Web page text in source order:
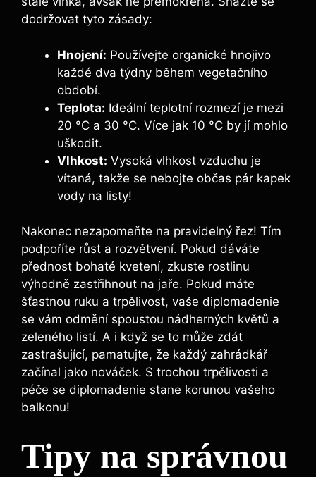
dodržovat tyto zásady:
Hnojení: Používejte organické hnojivo
každé dva týdny během vegetačního
období.
Teplota: Ideální teplotní rozmezí je mezi
20 °C a 30 °C. Více jak 10 °C by jí mohlo
uškodit.
Vlhkost: Vysoká vlhkost vzduchu je
vítaná, takže se nebojte občas pár kapek
vody na listy!
Nakonec nezapomeňte na pravidelný řez! Tím
podpoříte růst a rozvětvení. Pokud dáváte
přednost bohaté kvetení, zkuste rostlinu
výhodně zastřihnout na jaře. Pokud máte
šťastnou ruku a trpělivost, vaše diplomadenie
se vám odmění spoustou nádherných květů a
zeleného listí. A i když se to může zdát
zastrašující, pamatujte, že každý zahrádkář
začínal jako nováček. S trochou trpělivosti a
péče se diplomadenie stane korunou vašeho
balkonu!
Tipy na správnou